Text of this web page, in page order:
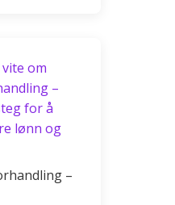
om
–
for å
lønn og
–